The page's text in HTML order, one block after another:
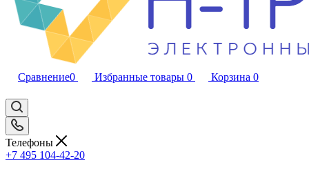
Сравнение0 Избранные товары 0 Корзина 0
Телефоны
+7 495 104-42-20